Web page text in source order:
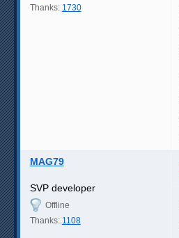
Thanks: 1730
MAG79
SVP developer
Offline
Thanks: 1108